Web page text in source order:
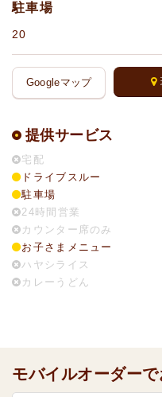
駐車場
20
Googleマップ
提供サービス
宅配
ドライブスルー
駐車場
24時間営業
カウンター席のみ
お子さまメニュー
ハヤシライス
カレーうどん
モバイルオーダー